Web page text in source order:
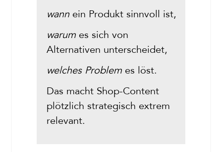
wann ein Produkt sinnvoll ist,
warum es sich von
Alternativen unterscheidet,
welches Problem es löst.
Das macht Shop-Content
plötzlich strategisch extrem
relevant.